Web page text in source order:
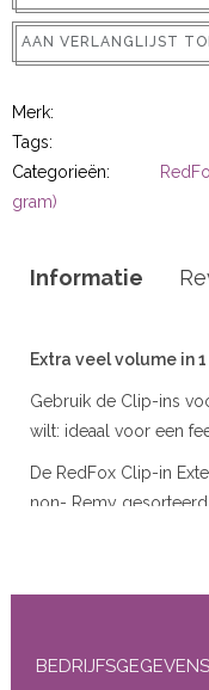
in
AAN VERLANGLIJST
Merk:
Tags:
Categorieën:
gram)
Informatie
Extra veel volume in
Gebruik de Clip-ins
wilt: ideaal voor een
De RedFox Clip-in
non- Remy
haar glans en zorgt
BEDRIJFSGEGEVENS